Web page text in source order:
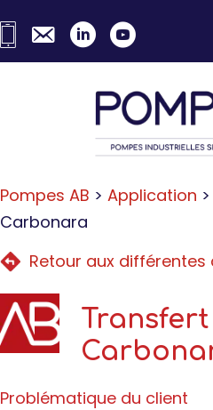
primary
content
Pompes AB > Application >
Carbonara
Retour aux
Problématique du client